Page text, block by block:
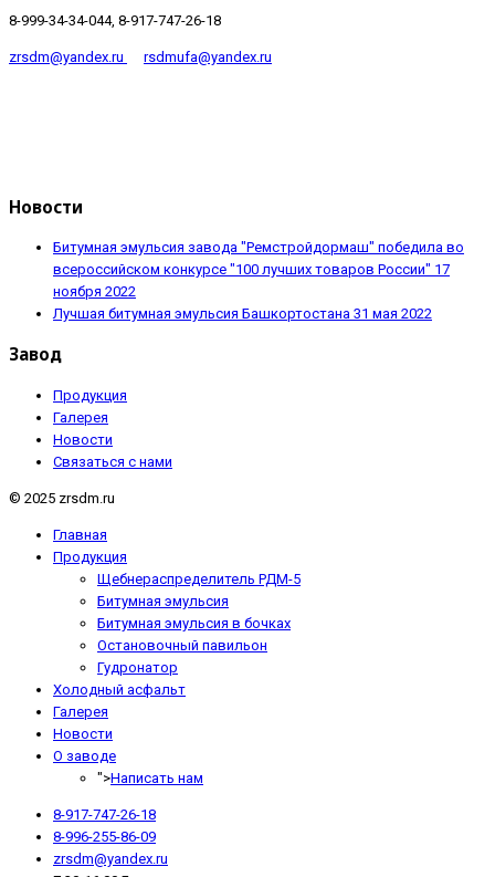
8-999-34-34-044, 8-917-747-26-18
zrsdm@yandex.ru rsdmufa@yandex.ru
Новости
Битумная эмульсия завода "Ремстройдормаш" победила во
всероссийском конкурсе "100 лучших товаров России" 17
ноября 2022
Лучшая битумная эмульсия Башкортостана 31 мая 2022
Завод
Продукция
Галерея
Новости
Связаться с нами
© 2025 zrsdm.ru
Главная
Продукция
Щебнераспределитель РДМ-5
Битумная эмульсия
Битумная эмульсия в бочках
Остановочный павильон
Гудронатор
Холодный асфальт
Галерея
Новости
О заводе
">Написать нам
8-917-747-26-18
8-996-255-86-09
zrsdm@yandex.ru